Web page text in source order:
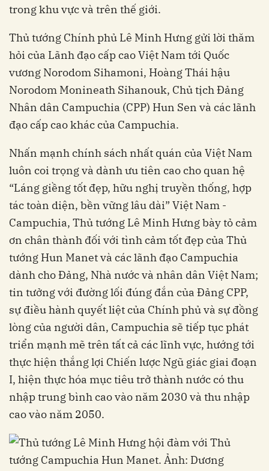
trong khu vực và trên thế giới.
Thủ tướng Chính phủ Lê Minh Hưng gửi lời thăm
hỏi của Lãnh đạo cấp cao Việt Nam tới Quốc
vương Norodom Sihamoni, Hoàng Thái hậu
Norodom Monineath Sihanouk, Chủ tịch Đảng
Nhân dân Campuchia (CPP) Hun Sen và các lãnh
đạo cấp cao khác của Campuchia.
Nhấn mạnh chính sách nhất quán của Việt Nam
luôn coi trọng và dành ưu tiên cao cho quan hệ
“Láng giềng tốt đẹp, hữu nghị truyền thống, hợp
tác toàn diện, bền vững lâu dài” Việt Nam -
Campuchia, Thủ tướng Lê Minh Hưng bày tỏ cảm
ơn chân thành đối với tình cảm tốt đẹp của Thủ
tướng Hun Manet và các lãnh đạo Campuchia
dành cho Đảng, Nhà nước và nhân dân Việt Nam;
tin tưởng với đường lối đúng đắn của Đảng CPP,
sự điều hành quyết liệt của Chính phủ và sự đồng
lòng của người dân, Campuchia sẽ tiếp tục phát
triển mạnh mẽ trên tất cả các lĩnh vực, hướng tới
thực hiện thắng lợi Chiến lược Ngũ giác giai đoạn
I, hiện thực hóa mục tiêu trở thành nước có thu
nhập trung bình cao vào năm 2030 và thu nhập
cao vào năm 2050.